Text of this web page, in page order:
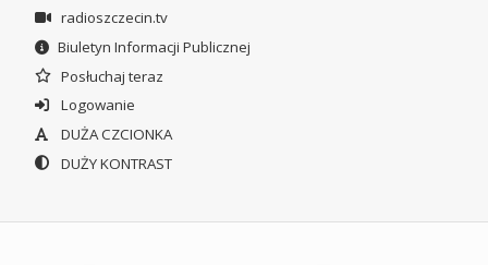
radioszczecin.tv
Biuletyn Informacji Publicznej
Posłuchaj teraz
Logowanie
DUŻA CZCIONKA
DUŻY KONTRAST